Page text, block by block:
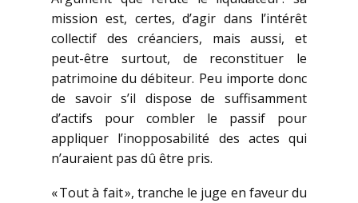
mission est, certes, d’agir dans l’intérêt
collectif des créanciers, mais aussi, et
peut-être surtout, de reconstituer le
patrimoine du débiteur. Peu importe donc
de savoir s’il dispose de suffisamment
d’actifs pour combler le passif pour
appliquer l’inopposabilité des actes qui
n’auraient pas dû être pris.
« Tout à fait », tranche le juge en faveur du